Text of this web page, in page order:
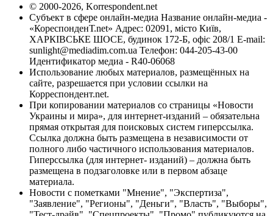
© 2000-2026, Korrespondent.net
Субъект в сфере онлайн-медиа Название онлайн-медиа -
«КореспонденТ.net» Адрес: 02091, місто Київ,
ХАРКІВСЬКЕ ШОСЕ, будинок 172-Б, офіс 208/1 E-mail:
sunlight@mediadim.com.ua Телефон: 044-205-43-00
Идентификатор медиа - R40-06068
Использование любых материалов, размещённых на
сайте, разрешается при условии ссылки на
Корреспондент.net.
При копировании материалов со страницы «Новости
Украины и мира», для интернет-изданий – обязательна
прямая открытая для поисковых систем гиперссылка.
Ссылка должна быть размещена в независимости от
полного либо частичного использования материалов.
Гиперссылка (для интернет- изданий) – должна быть
размещена в подзаголовке или в первом абзаце
материала.
Новости с пометками "Мнение", "Экспертиза",
"Заявление", "Регионы", "Деньги", "Власть", "Выборы",